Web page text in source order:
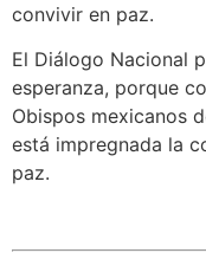
convivir en paz.
El Diálogo Nacional
esperanza, porque
Obispos mexicanos
está impregnada la
paz.